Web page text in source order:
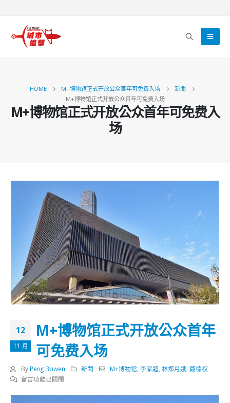
HOME M+博物馆正式开放公众首年可免费入场
新聞
M+博物馆正式开放公众首年可免费入场
M+博物馆正式开放公众首年可免费入
场
12
11 月
M+博物馆正式开放公众首年
可免费入场
By Peng Bowen 新聞 M+博物馆 ,李家超 ,林郑月娥 ,聂德权
在
留言功能已關閉